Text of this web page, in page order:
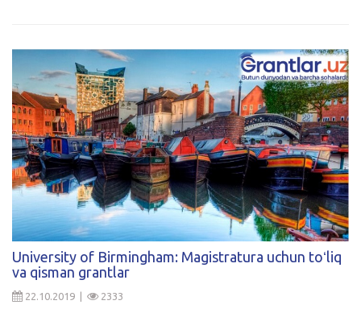
University of Birmingham: Magistratura uchun toʻliq
va qisman grantlar
22.10.2019 | 2333